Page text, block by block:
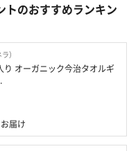
トのおすすめランキン
）
り オーガニック今治タオルギ
お届け